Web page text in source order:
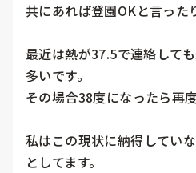
共にあれば登園OKと言っ
最近は熱が37.5で連絡して
多いです。
その場合38度になったら再
私はこの現状に納得してい
としてます。